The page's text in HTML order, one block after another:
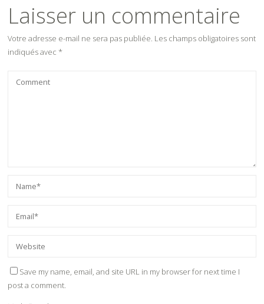
Laisser un commentaire
Votre adresse e-mail ne sera pas publiée. Les champs obligatoires sont
indiqués avec*
Save my name, email, and site URL in my browser for next time I
post a comment.